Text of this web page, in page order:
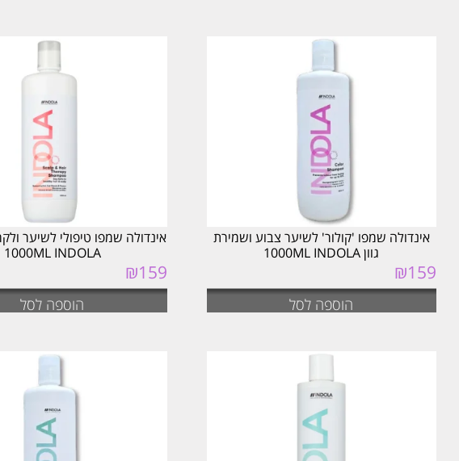
אינדולה שמפו 'קולור' לשיער צבוע ושמירת
גוון 1000ML INDOLA
₪159
הוספה לסל
אינדולה שמפו טיפולי לשיער
1000ML INDOLA
₪159
הוספה לסל